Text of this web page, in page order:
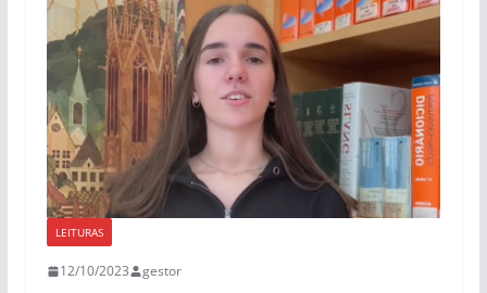
LEITURAS
12/10/2023 gestor